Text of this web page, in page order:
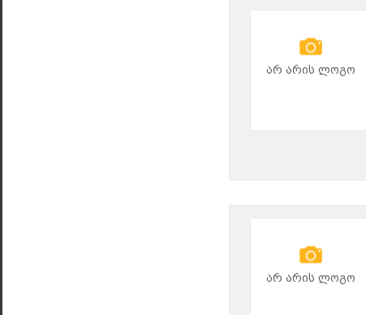
არ არის ლოგო
არ არის ლოგო